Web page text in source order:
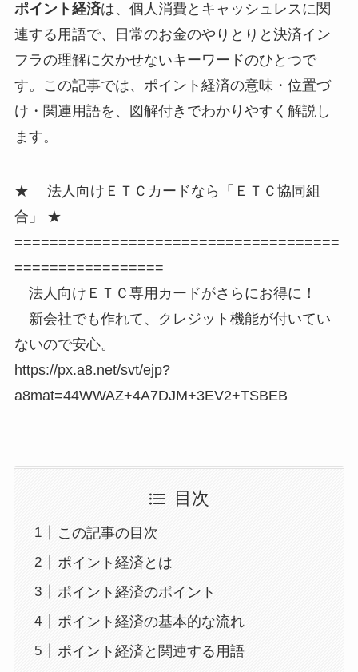
ポイント経済は、個人消費とキャッシュレスに関
連する用語で、日常のお金のやりとりと決済イン
フラの理解に欠かせないキーワードのひとつで
す。この記事では、ポイント経済の意味・位置づ
け・関連用語を、図解付きでわかりやすく解説し
ます。
★ 法人向けＥＴＣカードなら「ＥＴＣ協同組
合」 ★
=====================================
=================
法人向けＥＴＣ専用カードがさらにお得に！
新会社でも作れて、クレジット機能が付いてい
ないので安心。
https://px.a8.net/svt/ejp?
a8mat=44WWAZ+4A7DJM+3EV2+TSBEB
目次
この記事の目次
ポイント経済とは
ポイント経済のポイント
ポイント経済の基本的な流れ
ポイント経済と関連する用語